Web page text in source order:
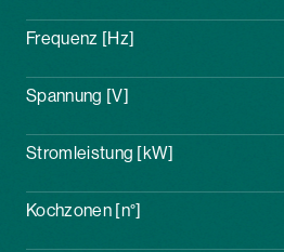
Frequenz [Hz]
Spannung [V]
Stromleistung [kW]
Kochzonen [n°]